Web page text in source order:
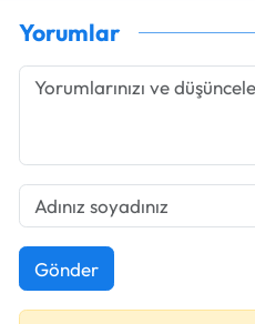
Yorumlar
Gönder